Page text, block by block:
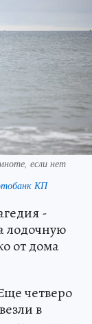
если нет
КП
-
лодочную
от дома
четверо
в